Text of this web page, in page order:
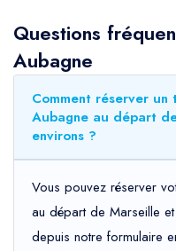
Questions
Aubagne
Comment réserver
Aubagne au départ
environs ?
Vous pouvez réserver
au départ de Marseille
depuis notre formulaire